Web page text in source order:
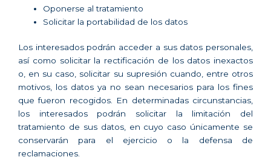
Oponerse al tratamiento
Solicitar la portabilidad de los datos
Los interesados podrán acceder a sus datos personales,
así como solicitar la rectificación de los datos inexactos
o, en su caso, solicitar su supresión cuando, entre otros
motivos, los datos ya no sean necesarios para los fines
que fueron recogidos. En determinadas circunstancias,
los interesados podrán solicitar la limitación del
tratamiento de sus datos, en cuyo caso únicamente se
conservarán para el ejercicio o la defensa de
reclamaciones.